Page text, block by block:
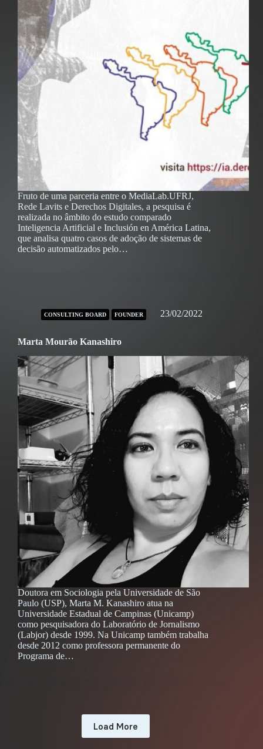
Fruto de uma parceria entre o MediaLab.UFRJ,
Rede Lavits e Derechos Digitales, a pesquisa é
realizada no âmbito do estudo comparado
Inteligencia Artificial e Inclusión en América Latina,
que analisa quatro casos de adoção de sistemas de
decisão automatizados pelo…
CONSULTING BOARD FOUNDER 23/02/2022
Marta Mourão Kanashiro
Doutora em Sociologia pela Universidade de São
Paulo (USP), Marta M. Kanashiro atua na
Universidade Estadual de Campinas (Unicamp)
como pesquisadora do Laboratório de Jornalismo
(Labjor) desde 1999. Na Unicamp também trabalha
desde 2012 como professora permanente do
Programa de…
Load More